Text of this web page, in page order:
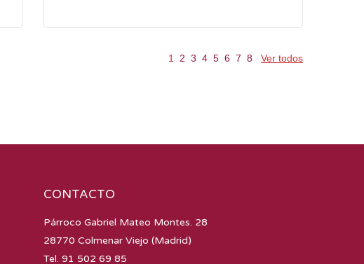
1 2 3 4 5 6 7 8 Ver todos
CONTACTO
Párroco Gabriel Mateo Montes. 28
28770 Colmenar Viejo (Madrid)
Tel. 91 502 69 85